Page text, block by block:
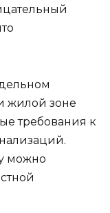
жилой зоне
требования к
можно